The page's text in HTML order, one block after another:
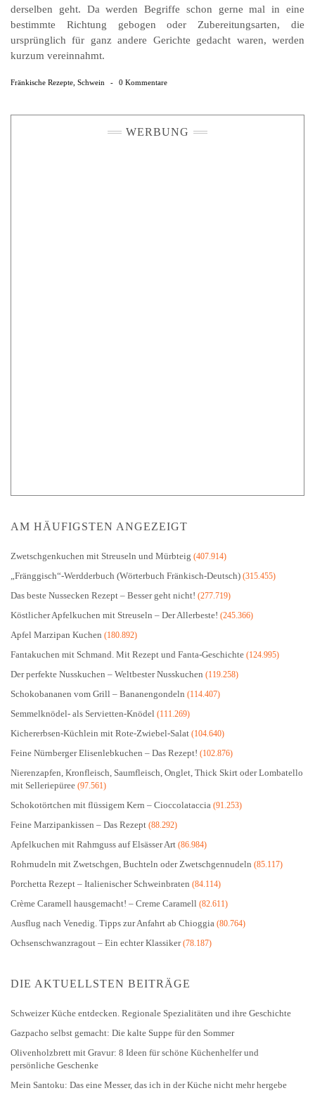
derselben geht. Da werden Begriffe schon gerne mal in eine
bestimmte Richtung gebogen oder Zubereitungsarten, die
ursprünglich für ganz andere Gerichte gedacht waren, werden
kurzum vereinnahmt.
Fränkische Rezepte Schwein - 0 Kommentare
WERBUNG
AM HÄUFIGSTEN ANGEZEIGT
Zwetschgenkuchen mit Streuseln und Mürbteig (407.914)
„Fränggisch“-Werdderbuch (Wörterbuch Fränkisch-Deutsch) (315.455)
Das beste Nussecken Rezept – Besser geht nicht! (277.719)
Köstlicher Apfelkuchen mit Streuseln – Der Allerbeste! (245.366)
Apfel Marzipan Kuchen (180.892)
Fantakuchen mit Schmand. Mit Rezept und Fanta-Geschichte (124.995)
Der perfekte Nusskuchen – Weltbester Nusskuchen (119.258)
Schokobananen vom Grill – Bananengondeln (114.407)
Semmelknödel- als Servietten-Knödel (111.269)
Kichererbsen-Küchlein mit Rote-Zwiebel-Salat (104.640)
Feine Nürnberger Elisenlebkuchen – Das Rezept! (102.876)
Nierenzapfen, Kronfleisch, Saumfleisch, Onglet, Thick Skirt oder Lombatello
mit Selleriepüree (97.561)
Schokotörtchen mit flüssigem Kern – Cioccolataccia (91.253)
Feine Marzipankissen – Das Rezept (88.292)
Apfelkuchen mit Rahmguss auf Elsässer Art (86.984)
Rohrnudeln mit Zwetschgen, Buchteln oder Zwetschgennudeln (85.117)
Porchetta Rezept – Italienischer Schweinbraten (84.114)
Crème Caramell hausgemacht! – Creme Caramell (82.611)
Ausflug nach Venedig. Tipps zur Anfahrt ab Chioggia (80.764)
Ochsenschwanzragout – Ein echter Klassiker(78.187)
DIE AKTUELLSTEN BEITRÄGE
Schweizer Küche entdecken. Regionale Spezialitäten und ihre Geschichte
Gazpacho selbst gemacht: Die kalte Suppe für den Sommer
Olivenholzbrett mit Gravur: 8 Ideen für schöne Küchenhelfer und
persönliche Geschenke
Mein Santoku: Das eine Messer, das ich in der Küche nicht mehr hergebe